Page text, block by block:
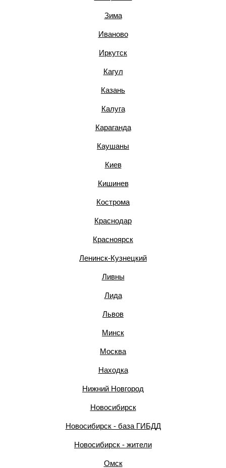
Зима
Иваново
Иркутск
Кагул
Казань
Калуга
Караганда
Каушаны
Киев
Кишинев
Кострома
Краснодар
Красноярск
Ленинск-Кузнецкий
Ливны
Лида
Львов
Минск
Москва
Находка
Нижний Новгород
Новосибирск
Новосибирск - база ГИБДД
Новосибирск - жители
Омск